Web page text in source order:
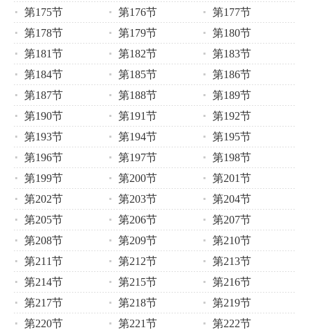
第175节
第176节
第177节
第178节
第179节
第180节
第181节
第182节
第183节
第184节
第185节
第186节
第187节
第188节
第189节
第190节
第191节
第192节
第193节
第194节
第195节
第196节
第197节
第198节
第199节
第200节
第201节
第202节
第203节
第204节
第205节
第206节
第207节
第208节
第209节
第210节
第211节
第212节
第213节
第214节
第215节
第216节
第217节
第218节
第219节
第220节
第221节
第222节